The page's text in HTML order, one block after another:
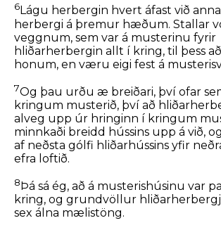
6Lágu herbergin hvert áfast við
herbergi á þremur hæðum. Stallar
veggnum, sem var á musterinu fyrir
hliðarherbergin allt í kring, til þess
honum, en væru eigi fest á
7Og þau urðu æ breiðari, því ofar
kringum musterið, því að
alveg upp úr hringinn í kringum
minnkaði breidd hússins upp á við,
af neðsta gólfi hliðarhússins yfir
efra loftið.
8 Þá sá ég, að á musterishúsinu var
kring, og grundvöllur
sex álna mælistöng.